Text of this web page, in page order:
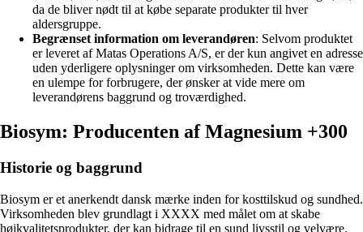
da de bliver nødt til at købe separate produkter til hver
aldersgruppe.
Begrænset information om leverandøren: Selvom produktet
er leveret af Matas Operations A/S, er der kun angivet en adresse
uden yderligere oplysninger om virksomheden. Dette kan være
en ulempe for forbrugere, der ønsker at vide mere om
leverandørens baggrund og troværdighed.
Biosym: Producenten af Magnesium +300
Historie og baggrund
Biosym er et anerkendt dansk mærke inden for kosttilskud og sundhed.
Virksomheden blev grundlagt i XXXX med målet om at skabe
højkvalitetsprodukter, der kan bidrage til en sund livsstil og velvære.